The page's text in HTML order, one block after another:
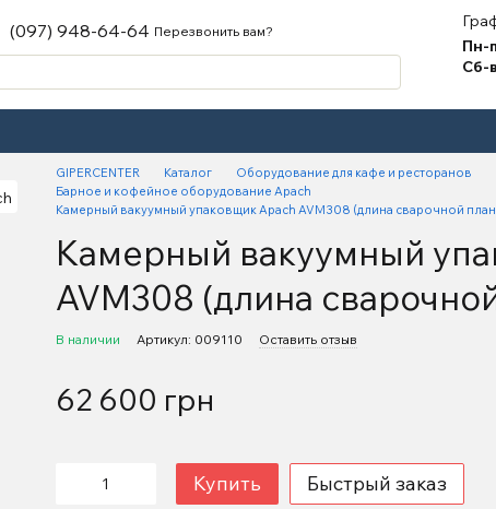
(097) 948-64-64 Перезвонить вам?
Пн-
Сб-
GIPERCENTER Каталог Оборудование для кафе и ресторанов
Барное и кофейное оборудование Apach
Камерный вакуумный упаковщик Apach AVM308 (длина сварочной
Камерный вакуумный
AVM308 (длина
В наличии Артикул: 009110 Оставить отзыв
62 600 грн
Купить Быстрый заказ